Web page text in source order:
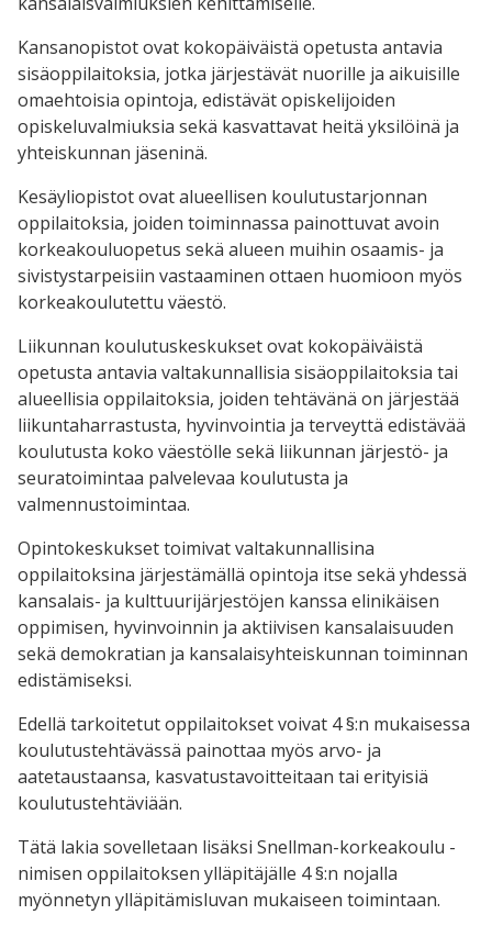
Kansanopistot ovat kokopäiväistä opetusta antavia
sisäoppilaitoksia, jotka järjestävät nuorille ja aikuisille
omaehtoisia opintoja, edistävät opiskelijoiden
opiskeluvalmiuksia sekä kasvattavat heitä yksilöinä ja
yhteiskunnan jäseninä.
Kesäyliopistot ovat alueellisen koulutustarjonnan
oppilaitoksia, joiden toiminnassa painottuvat avoin
korkeakouluopetus sekä alueen muihin osaamis- ja
sivistystarpeisiin vastaaminen ottaen huomioon myös
korkeakoulutettu väestö.
Liikunnan koulutuskeskukset ovat kokopäiväistä
opetusta antavia valtakunnallisia sisäoppilaitoksia tai
alueellisia oppilaitoksia, joiden tehtävänä on järjestää
liikuntaharrastusta, hyvinvointia ja terveyttä edistävää
koulutusta koko väestölle sekä liikunnan järjestö- ja
seuratoimintaa palvelevaa koulutusta ja
valmennustoimintaa.
Opintokeskukset toimivat valtakunnallisina
oppilaitoksina järjestämällä opintoja itse sekä yhdessä
kansalais- ja kulttuurijärjestöjen kanssa elinikäisen
oppimisen, hyvinvoinnin ja aktiivisen kansalaisuuden
sekä demokratian ja kansalaisyhteiskunnan toiminnan
edistämiseksi.
Edellä tarkoitetut oppilaitokset voivat 4 §:n mukaisessa
koulutustehtävässä painottaa myös arvo- ja
aatetaustaansa, kasvatustavoitteitaan tai erityisiä
koulutustehtäviään.
Tätä lakia sovelletaan lisäksi Snellman-korkeakoulu -
nimisen oppilaitoksen ylläpitäjälle 4 §:n nojalla
myönnetyn ylläpitämisluvan mukaiseen toimintaan.